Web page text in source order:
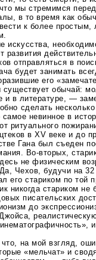
мы стремимся
в то время как
к более
искусства,
развития
отправляться в
будет занимать
его
существует обычай:
и в литературе, —
сделать
невинное в
ритуального
в XV веке и до
Гана был съеден
Во-вторых,
не физическим
Чехов, будучи на
его стариком по той
никогда стариком
писательских
до
на мой взгляд,
«мельчат» и